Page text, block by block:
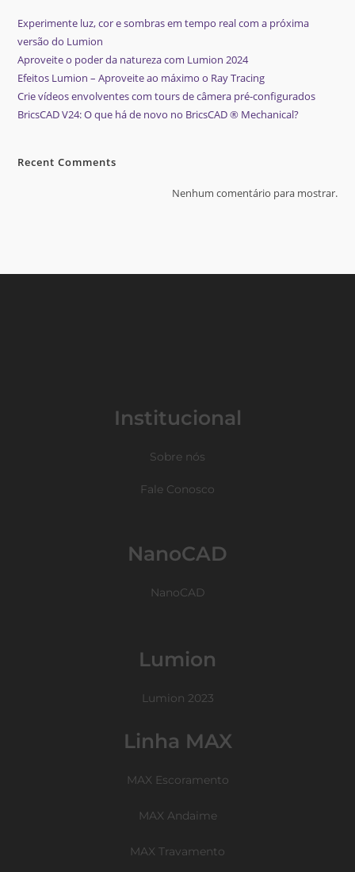
Experimente luz, cor e sombras em tempo real com a próxima
versão do Lumion
Aproveite o poder da natureza com Lumion 2024
Efeitos Lumion – Aproveite ao máximo o Ray Tracing
Crie vídeos envolventes com tours de câmera pré-configurados
BricsCAD V24: O que há de novo no BricsCAD ® Mechanical?
Recent Comments
Nenhum comentário para mostrar.
Institucional
Sobre nós
Fale Conosco
NanoCAD
NanoCAD
Lumion
Lumion 2023
Linha MAX
MAX Escoramento
MAX Andaime
MAX Travamento